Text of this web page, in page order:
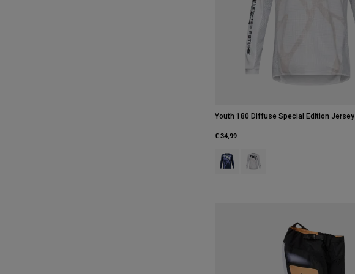
Youth 180 Diffuse Special Edition Jersey
€ 34,99
Product swatch type of Bosbes.
Product swatch type of Wit.